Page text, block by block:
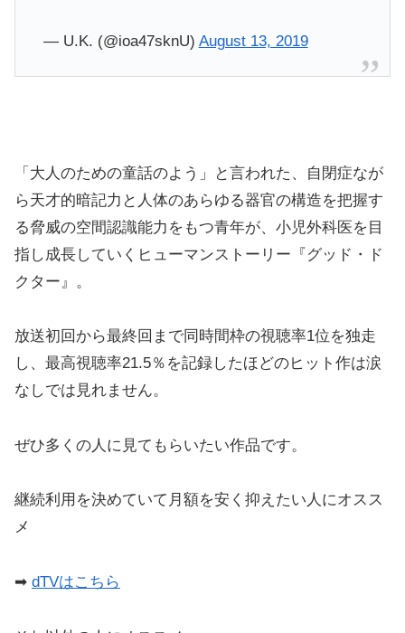
— U.K. (@ioa47sknU) August 13, 2019
「大人のための童話のよう」と言われた、自閉症なが
ら天才的暗記力と人体のあらゆる器官の構造を把握す
る脅威の空間認識能力をもつ青年が、小児外科医を目
指し成長していくヒューマンストーリー『グッド・ド
クター』。
放送初回から最終回まで同時間枠の視聴率1位を独走
し、最高視聴率21.5％を記録したほどのヒット作は涙
なしでは見れません。
ぜひ多くの人に見てもらいたい作品です。
継続利用を決めていて月額を安く抑えたい人にオスス
メ
➡︎ dTVはこちら